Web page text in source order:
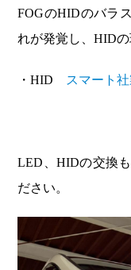
FOGのHIDのバラ
れが発覚し、HID
・HID スマート
LED、HIDの交換
ださい。